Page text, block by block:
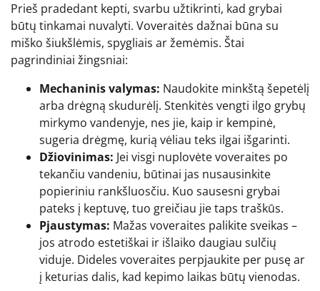
Prieš pradedant kepti, svarbu užtikrinti, kad grybai
būtų tinkamai nuvalyti. Voveraitės dažnai būna su
miško šiukšlėmis, spygliais ar žemėmis. Štai
pagrindiniai žingsniai:
Mechaninis valymas: Naudokite minkštą šepetėlį
arba drėgną skudurėlį. Stenkitės vengti ilgo grybų
mirkymo vandenyje, nes jie, kaip ir kempinė,
sugeria drėgmę, kurią vėliau teks ilgai išgarinti.
Džiovinimas: Jei visgi nuplovėte voveraites po
tekančiu vandeniu, būtinai jas nusausinkite
popieriniu rankšluosčiu. Kuo sausesni grybai
pateks į keptuvę, tuo greičiau jie taps traškūs.
Pjaustymas: Mažas voveraites palikite sveikas –
jos atrodo estetiškai ir išlaiko daugiau sulčių
viduje. Dideles voveraites perpjaukite per pusę ar
į keturias dalis, kad kepimo laikas būtų vienodas.